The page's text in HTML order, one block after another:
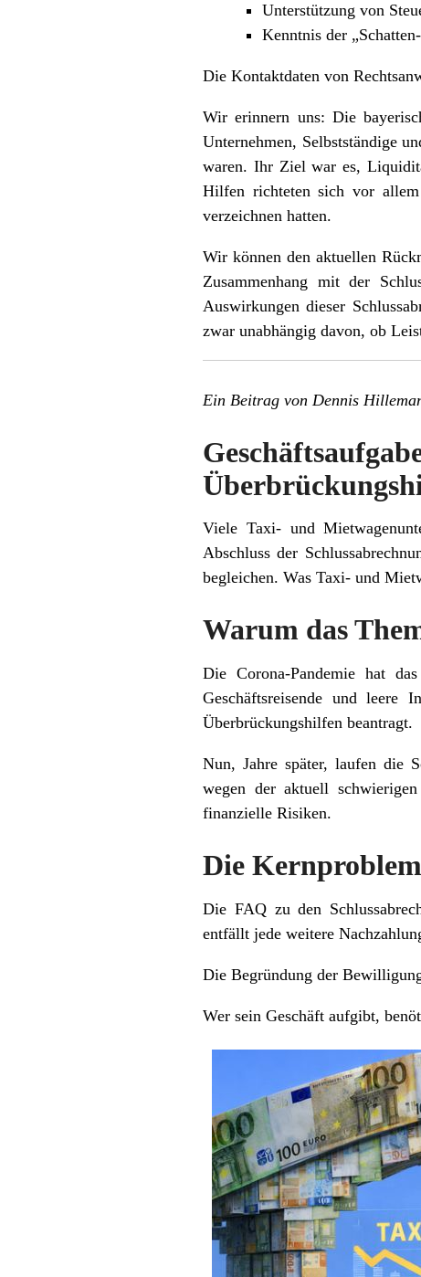
Unterstützung von
Kenntnis der
Die Kontaktdaten von
Wir erinnern uns: Die
Unternehmen, Selbstständige
waren. Ihr Ziel war es,
Hilfen richteten sich vor
verzeichnen hatten.
Wir können den aktuellen
Zusammenhang mit der
Auswirkungen dieser
zwar unabhängig davon, ob
Ein Beitrag von Dennis
Viele Taxi- und
Abschluss der
begleichen. Was Taxi- und
Warum das
Die Corona-Pandemie hat
Geschäftsreisende und leere
Überbrückungshilfen beantragt.
Nun, Jahre später, laufen die
wegen der aktuell
finanzielle Risiken.
Die
Die FAQ zu den
entfällt jede weitere
Die Begründung der
Wer sein Geschäft aufgibt,